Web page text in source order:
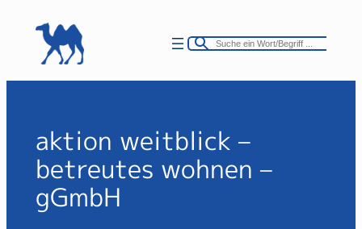
Inhalt
springen
aktion weitblick –
betreutes wohnen –
gGmbH